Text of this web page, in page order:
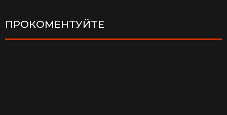
ПРОКОМЕНТУЙТЕ